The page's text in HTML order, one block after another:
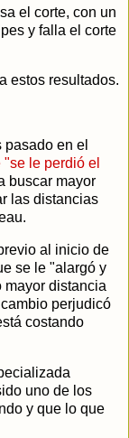
el corte, con un
y falla el corte
estos resultados.
en el
"se le perdió el
buscar mayor
las distancias
al inicio de
se le "alargó y
mayor distancia
perjudicó
costando
uno de los
y que lo que